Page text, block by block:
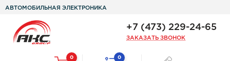
АВТОМОБИЛЬНАЯ ЭЛЕКТРОНИКА
+7 (473) 229-24-65
ЗАКАЗАТЬ ЗВОНОК
0 0